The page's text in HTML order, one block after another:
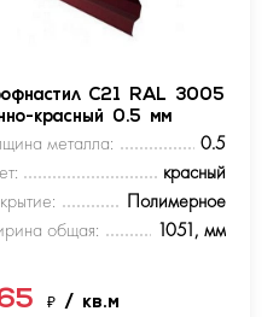
С21 RAL 3005
красный 0.5 мм
металла:
0.5
красный
Полимерное
общая:
1051, мм
₽ / кв.м